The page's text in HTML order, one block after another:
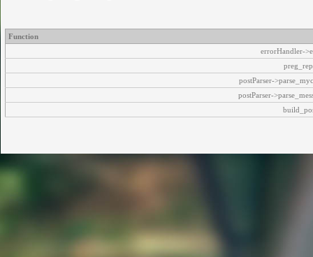
Function
errorHandler-
postParser-
postParser-